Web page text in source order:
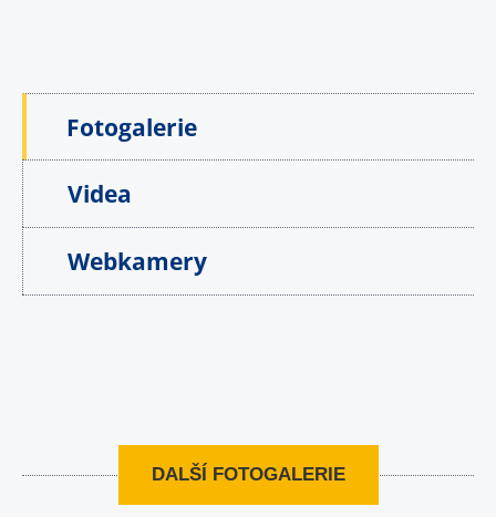
Fotogalerie
Videa
Webkamery
DALŠÍ FOTOGALERIE